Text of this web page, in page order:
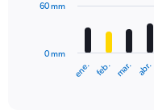
The
ene. feb. mar. abr.
0 mm
60 mm